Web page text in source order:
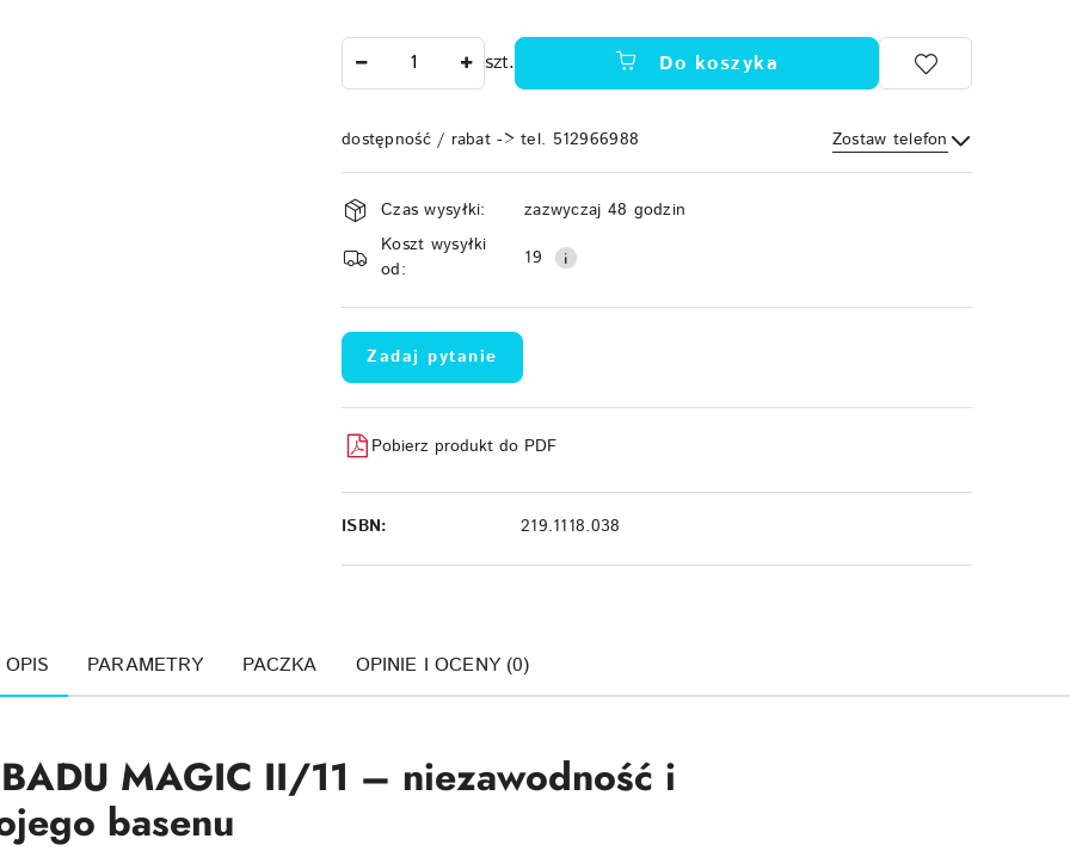
szt. Do koszyka
dostępność / rabat -> tel. 512966988 Zostaw telefon
Wyślij
Dostępność
i
dostawa
Czas wysyłki:
zazwyczaj 48 godzin
Koszt wysyłki
od:
19
Zadaj pytanie
Pobierz produkt do PDF
ISBN: 219.1118.038
OPIS PARAMETRY PACZKA OPINIE I OCENY (0)
MAGIC II/11 – niezawodność i
basenu